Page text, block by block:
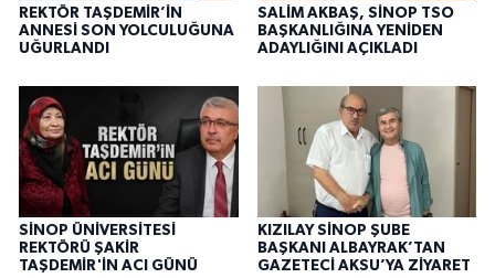
REKTÖR TAŞDEMİR’İN
ANNESİ SON YOLCULUĞUNA
UĞURLANDI
SALİM AKBAŞ, SİNOP TSO
BAŞKANLIĞINA YENİDEN
ADAYLIĞINI AÇIKLADI
SİNOP ÜNİVERSİTESİ
REKTÖRÜ ŞAKİR
TAŞDEMİR'İN ACI GÜNÜ
KIZILAY SİNOP ŞUBE
BAŞKANI ALBAYRAK’TAN
GAZETECİ AKSU’YA ZİYARET